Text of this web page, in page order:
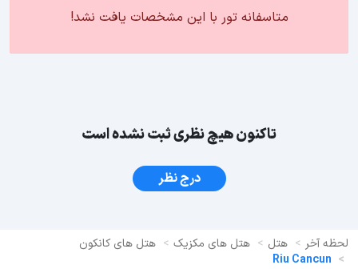
متاسفانه تور با این مشخصات یافت نشد!
تاکنون هیچ نظری ثبت نشده است
درج نظر
لحظه آخر هتل هتل های مکزیک
هتل های کانکون
Riu Cancun